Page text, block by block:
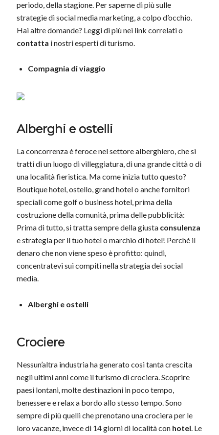
periodo, della stagione. Per saperne di più sulle
strategie di social media marketing, a colpo d’occhio.
Hai altre domande? Leggi di più nei link correlati o
contatta i nostri esperti di turismo.
Compagnia di viaggio
Alberghi e ostelli
La concorrenza è feroce nel settore alberghiero, che si
tratti di un luogo di villeggiatura, di una grande città o di
una località fieristica. Ma come inizia tutto questo?
Boutique hotel, ostello, grand hotel o anche fornitori
speciali come golf o business hotel, prima della
costruzione della comunità, prima delle pubblicità:
Prima di tutto, si tratta sempre della giusta consulenza
e strategia per il tuo hotel o marchio di hotel! Perché il
denaro che non viene speso è profitto: quindi,
concentratevi sui compiti nella strategia dei social
media.
Alberghi e ostelli
Crociere
Nessun’altra industria ha generato così tanta crescita
negli ultimi anni come il turismo di crociera. Scoprire
paesi lontani, molte destinazioni in poco tempo,
benessere e relax a bordo allo stesso tempo. Sono
sempre di più quelli che prenotano una crociera per le
loro vacanze, invece di 14 giorni di località con hotel. Le